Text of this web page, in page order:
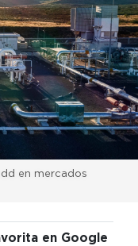
en mercados
en Google